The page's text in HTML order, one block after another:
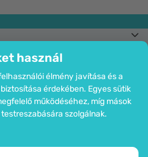
használ
élmény javítása és a
érdekében. Egyes sütik
működéséhez, míg mások
szolgálnak.
adatok garantált védelme